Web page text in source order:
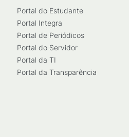
Portal do Estudante
Portal Integra
Portal de Periódicos
Portal do Servidor
Portal da TI
Portal da Transparência